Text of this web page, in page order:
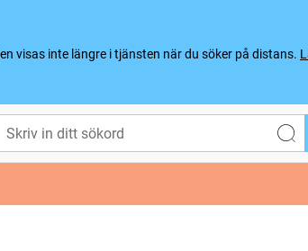
visas inte längre i tjänsten när du söker på distans.